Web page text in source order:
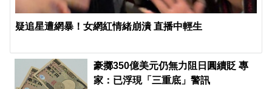
疑追星遭網暴！女網紅情緒崩潰 直播中輕生
豪擲350億美元仍無力阻日圓續貶 專
家：已浮現「三重底」警訊